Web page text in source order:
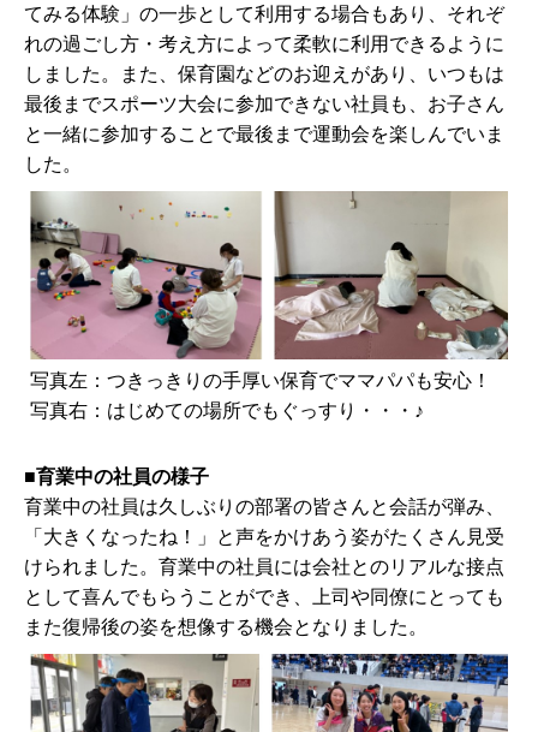
てみる体験」の一歩として利用する場合もあり、それぞ
れの過ごし方・考え方によって柔軟に利用できるように
しました。また、保育園などのお迎えがあり、いつもは
最後までスポーツ大会に参加できない社員も、お子さん
と一緒に参加することで最後まで運動会を楽しんでいま
した。
写真左：つきっきりの手厚い保育でママパパも安心！
写真右：はじめての場所でもぐっすり・・・♪
■育業中の社員の様子
育業中の社員は久しぶりの部署の皆さんと会話が弾み、
「大きくなったね！」と声をかけあう姿がたくさん見受
けられました。育業中の社員には会社とのリアルな接点
として喜んでもらうことができ、上司や同僚にとっても
また復帰後の姿を想像する機会となりました。